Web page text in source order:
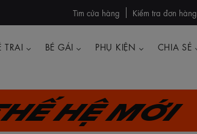
Tìm cửa hàng Kiểm tra đơn hàng
TRAI BÉ GÁI PHỤ KIỆN CHIA SẺ
hệ mới